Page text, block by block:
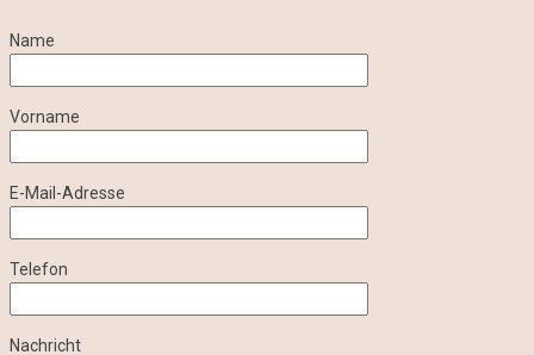
Name
Vorname
E-Mail-Adresse
Telefon
Nachricht